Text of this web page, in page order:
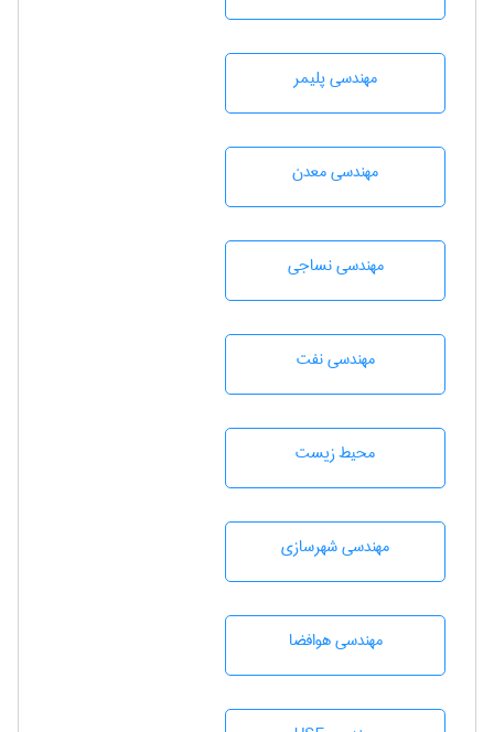
مهندسی پليمر
مهندسی معدن
مهندسي نساجی
مهندسی نفت
محيط زيست
مهندسی شهرسازی
مهندسی هوافضا